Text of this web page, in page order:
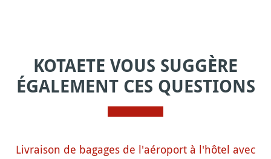
KOTAETE VOUS SUGGÈRE
ÉGALEMENT CES QUESTIONS
Livraison de bagages de l'aéroport à l'hôtel avec